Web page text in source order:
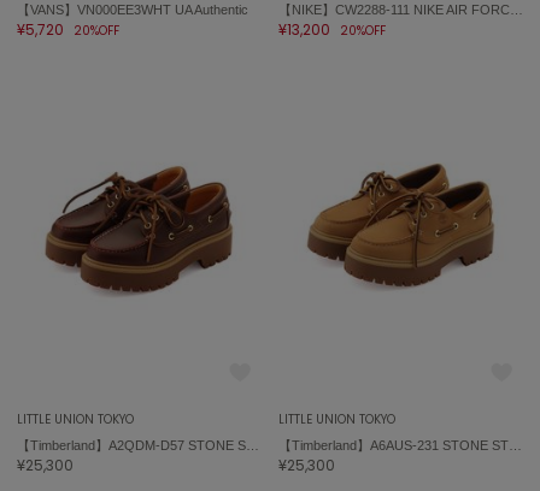
【VANS】VN000EE3WHT UA Authentic
¥5,720 20%OFF ¥13,200 20%OFF
LITTLE UNION TOKYO
¥25,300
LITTLE UNION TOKYO
【Timberland】A6AUS-231 STONE STREET BOAT SHOE
¥25,300